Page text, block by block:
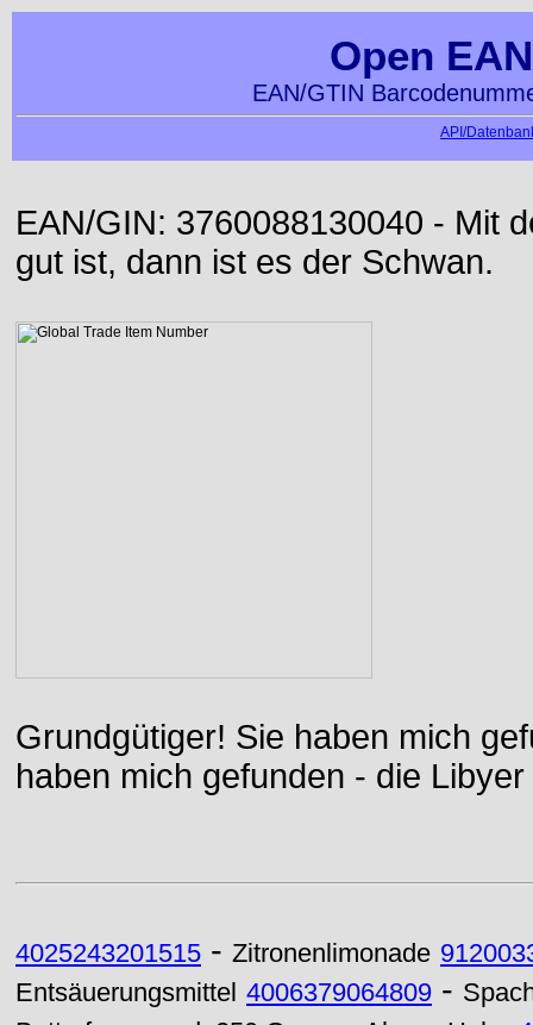
Open
EAN/GTIN
API/
EAN/GIN: 3760088130040 - Mit
gut ist, dann ist es der Schwan.
Grundgütiger! Sie haben mich
haben mich gefunden - die
4025243201515 - Zitronenlimonade
Entsäuerungsmittel 4006379064809 -